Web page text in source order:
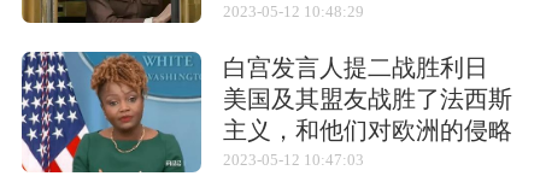
相关武器
2023-05-12 10:48:29
白宫发言人提二战胜利日
美国及其盟友战胜了法西斯
主义，和他们对欧洲的侵略
行径
2023-05-12 10:47:03